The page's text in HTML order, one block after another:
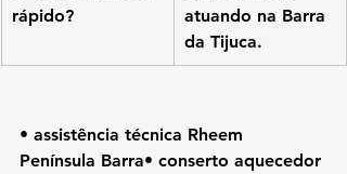
rápido?
atuando na Barra
da Tijuca.
• assistência técnica Rheem
Península Barra• conserto aquecedor